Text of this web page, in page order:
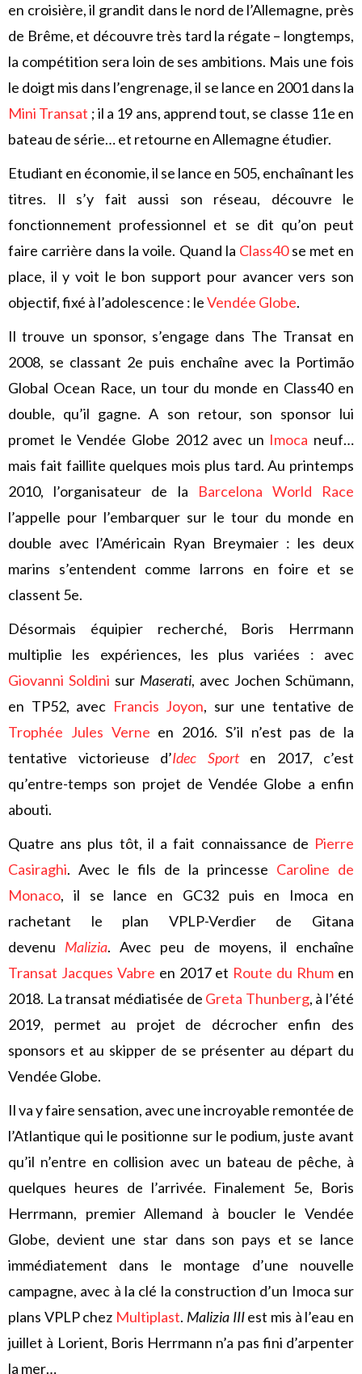
en croisière, il grandit dans le nord de l’Allemagne, près
de Brême, et découvre très tard la régate – longtemps,
la compétition sera loin de ses ambitions. Mais une fois
le doigt mis dans l’engrenage, il se lance en 2001 dans la
Mini Transat ; il a 19 ans, apprend tout, se classe 11e en
bateau de série… et retourne en Allemagne étudier.
Etudiant en économie, il se lance en 505, enchaînant les
titres. Il s’y fait aussi son réseau, découvre le
fonctionnement professionnel et se dit qu’on peut
faire carrière dans la voile. Quand la Class40se met en
place, il y voit le bon support pour avancer vers son
objectif, fixé à l’adolescence : leVendée Globe.
Il trouve un sponsor, s’engage dans The Transat en
2008, se classant 2e puis enchaîne avec la Portimão
Global Ocean Race, un tour du monde en Class40 en
double, qu’il gagne. A son retour, son sponsor lui
promet le Vendée Globe 2012 avec un Imoca neuf…
mais fait faillite quelques mois plus tard. Au printemps
2010, l’organisateur de la
Barcelona World Race
l’appelle pour l’embarquer sur le tour du monde en
double avec l’Américain Ryan Breymaier : les deux
marins s’entendent comme larrons en foire et se
classent 5e.
Désormais équipier recherché, Boris Herrmann
multiplie les expériences, les plus variées : avec
Giovanni Soldini sur Maserati, avec Jochen Schümann,
en TP52, avec Francis Joyon, sur une tentative de
Trophée Jules Verne en 2016. S’il n’est pas de la
tentative victorieuse d’Idec Sporten 2017, c’est
qu’entre-temps son projet de Vendée Globe a enfin
abouti.
Quatre ans plus tôt, il a fait connaissance de Pierre
Casiraghi. Avec le fils de la princesse Caroline de
Monaco, il se lance en GC32 puis en Imoca en
rachetant le plan VPLP-Verdier de Gitana
devenu Malizia. Avec peu de moyens, il enchaîne
Transat Jacques Vabre en 2017 et Route du Rhum en
2018. La transat médiatisée de Greta Thunberg, à l’été
2019, permet au projet de décrocher enfin des
sponsors et au skipper de se présenter au départ du
Vendée Globe.
Il va y faire sensation, avec une incroyable remontée de
l’Atlantique qui le positionne sur le podium, juste avant
qu’il n’entre en collision avec un bateau de pêche, à
quelques heures de l’arrivée. Finalement 5e, Boris
Herrmann, premier Allemand à boucler le Vendée
Globe, devient une star dans son pays et se lance
immédiatement dans le montage d’une nouvelle
campagne, avec à la clé la construction d’un Imoca sur
plans VPLP chez Multiplast. Malizia IIIest mis à l’eau en
juillet à Lorient, Boris Herrmann n’a pas fini d’arpenter
la mer…